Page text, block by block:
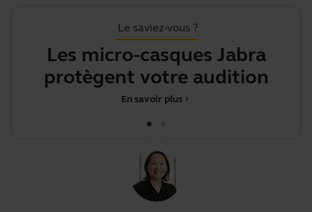
Le saviez-vous ?
Les micro-casques Jabra
protègent votre audition
chevron_right
En savoir plus